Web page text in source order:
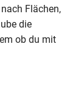
Flächen,
die
ob du mit